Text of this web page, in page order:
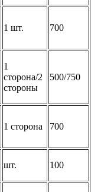
1 шт. 700
1
сторона/2
стороны
500/750
1 сторона 700
шт. 100